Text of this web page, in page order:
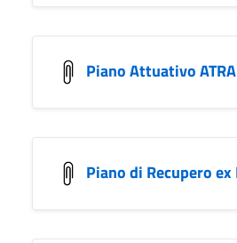
Piano Attuativo
Piano di Recupero